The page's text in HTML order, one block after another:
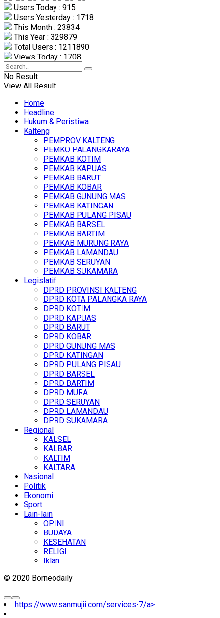
Users Today : 915
Users Yesterday : 1718
This Month : 23834
This Year : 329879
Total Users : 1211890
Views Today : 1708
No Result
View All Result
Home
Headline
Hukum & Peristiwa
Kalteng
PEMPROV KALTENG
PEMKO PALANGKARAYA
PEMKAB KOTIM
PEMKAB KAPUAS
PEMKAB BARUT
PEMKAB KOBAR
PEMKAB GUNUNG MAS
PEMKAB KATINGAN
PEMKAB PULANG PISAU
PEMKAB BARSEL
PEMKAB BARTIM
PEMKAB MURUNG RAYA
PEMKAB LAMANDAU
PEMKAB SERUYAN
PEMKAB SUKAMARA
Legislatif
DPRD PROVINSI KALTENG
DPRD KOTA PALANGKA RAYA
DPRD KOTIM
DPRD KAPUAS
DPRD BARUT
DPRD KOBAR
DPRD GUNUNG MAS
DPRD KATINGAN
DPRD PULANG PISAU
DPRD BARSEL
DPRD BARTIM
DPRD MURA
DPRD SERUYAN
DPRD LAMANDAU
DPRD SUKAMARA
Regional
KALSEL
KALBAR
KALTIM
KALTARA
Nasional
Politik
Ekonomi
Sport
Lain-lain
OPINI
BUDAYA
KESEHATAN
RELIGI
Iklan
© 2020 Borneodaily
https://www.sanmujii.com/services-7/a>